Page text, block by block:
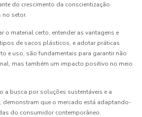
do crescimento da conscientização
no setor.
o material certo, entender as vantagens e
de sacos plásticos, e adotar práticas
e uso, são fundamentais para garantir não
mas também um impacto positivo no meio
a busca por soluções sustentáveis e a
que o mercado está adaptando-
do consumidor contemporâneo.